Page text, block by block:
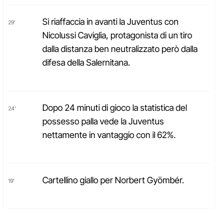
29'
Si riaffaccia in avanti la Juventus con
Nicolussi Caviglia, protagonista di un tiro
dalla distanza ben neutralizzato però dalla
difesa della Salernitana.
24'
Dopo 24 minuti di gioco la statistica del
possesso palla vede la Juventus
nettamente in vantaggio con il 62%.
19' Cartellino giallo per Norbert Gyömbér.